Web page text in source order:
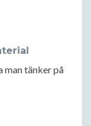
man tänker på